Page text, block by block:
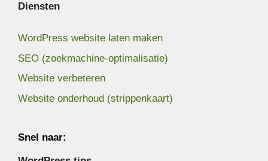
Diensten
WordPress website laten maken
SEO (zoekmachine-optimalisatie)
Website verbeteren
Website onderhoud (strippenkaart)
Snel naar: